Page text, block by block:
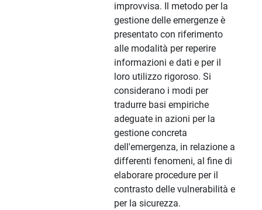
improvvisa. Il metodo per la
gestione delle emergenze è
presentato con riferimento
alle modalità per reperire
informazioni e dati e per il
loro utilizzo rigoroso. Si
considerano i modi per
tradurre basi empiriche
adeguate in azioni per la
gestione concreta
dell'emergenza, in relazione a
differenti fenomeni, al fine di
elaborare procedure per il
contrasto delle vulnerabilità e
per la sicurezza.